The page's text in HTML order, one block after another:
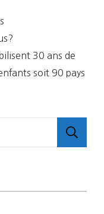
30 ans de
soit 90 pays